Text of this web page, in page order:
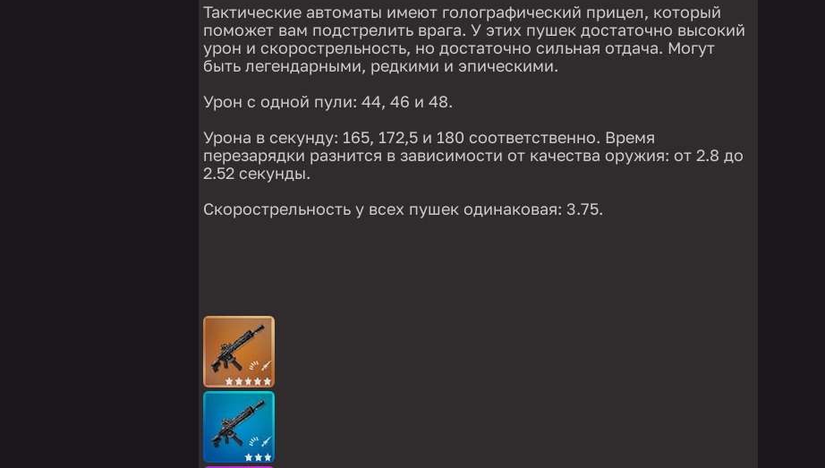
Тактические автоматы имеют голографический прицел, который
поможет вам подстрелить врага. У этих пушек достаточно высокий
урон и скорострельность, но достаточно сильная отдача. Могут
быть легендарными, редкими и эпическими.
Урон с одной пули: 44, 46 и 48.
Урона в секунду: 165, 172,5 и 180 соответственно. Время
перезарядки разнится в зависимости от качества оружия: от 2.8 до
2.52 секунды.
Скорострельность у всех пушек одинаковая: 3.75.